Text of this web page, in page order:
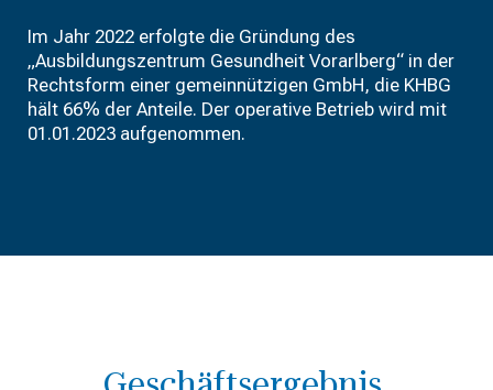
Im Jahr 2022 erfolgte die Gründung des
„Ausbildungszentrum Gesundheit Vorarlberg“ in der
Rechtsform einer gemeinnützigen GmbH, die KHBG
hält 66% der Anteile. Der operative Betrieb wird mit
01.01.2023 aufgenommen.